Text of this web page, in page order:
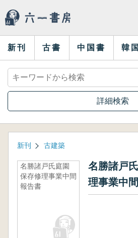
新刊 古書 中国書 韓
詳細検索
新刊 古建築
名勝諸戸氏庭園
保存修理事業中間
報告書
名勝諸戸
理事業中